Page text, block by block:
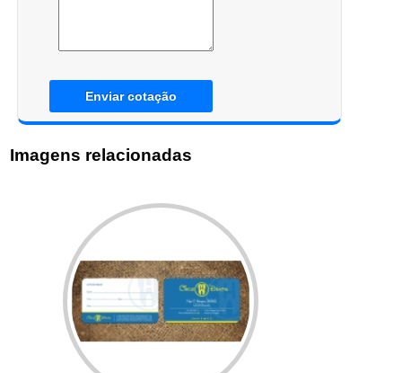
Enviar cotação
Imagens relacionadas